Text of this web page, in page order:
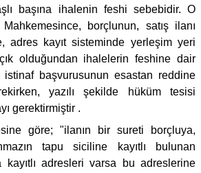
başına ihalenin feshi sebebidir. O
borçlunun, satış ilanı
adres kayıt sisteminde yerleşim yeri
olduğundan ihalelerin feshine dair
istinaf başvurusunun esastan reddine
yazılı şekilde hüküm tesisi
gerektirmiştir .
göre; "ilanın bir sureti borçluya,
tapu siciline kayıtlı bulunan
kayıtlı adresleri varsa bu adreslerine